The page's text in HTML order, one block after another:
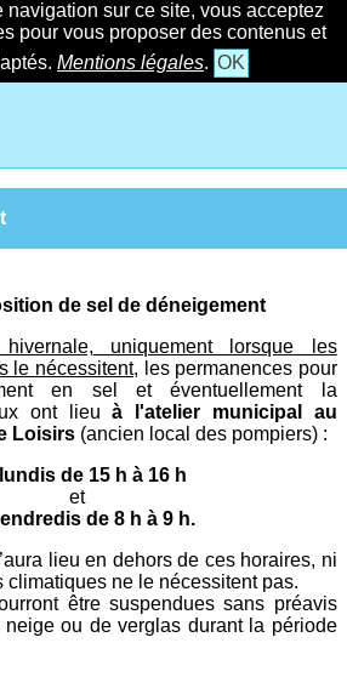
navigation sur ce site, vous acceptez
pour vous proposer des contenus et
Mentions légales. OK
de sel de déneigement
e, uniquement lorsque les
le nécessitent, les permanences pour
en sel et éventuellement la
ont lieuà l'atelier municipal au
Loisirs (ancien local des pompiers) :
de 15 h à 16 h
et
de 8 h à 9 h.
lieu en dehors de ces horaires, ni
climatiques ne le nécessitent pas.
être suspendues sans préavis
neige ou de verglas durant la période